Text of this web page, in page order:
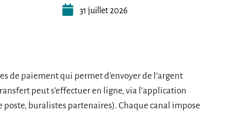
31 juillet 2026
de paiement qui permet d’envoyer de l’argent
peut s’effectuer en ligne, via l’application
buralistes partenaires). Chaque canal impose